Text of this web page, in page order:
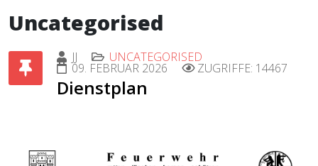
Uncategorised
JJ UNCATEGORISED
09. FEBRUAR 2026 ZUGRIFFE: 14467
Dienstplan